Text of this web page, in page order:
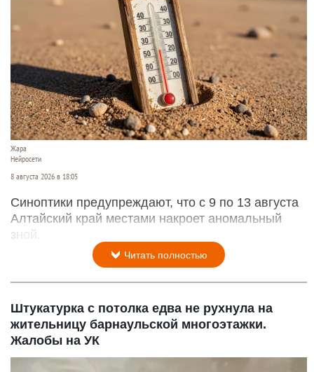
Жара
Нейросети
8 августа 2026 в 18:05
Синоптики предупреждают, что с 9 по 13 августа
Алтайский край местами накроет аномальный
зной.
Читать полностью
Штукатурка с потолка едва не рухнула на
жительницу барнаульской многоэтажки.
Жалобы на УК